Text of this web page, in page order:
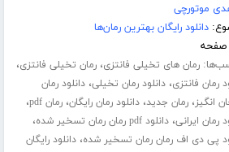
موتورچی
دانلود رایگان بهترین رمان‌ها
رمان های تخیلی فانتزی،رمان تخیلی فانتزی،
رمان فانتزی،دانلود رمان تخیلی،دانلود رمان
انگیز،رمان جدید،دانلود رمان رایگان،رمان pdf ،
رمان ایرانی،دانلود pdf رمان رمان تسخیر شده ،
پی دی اف رمان رمان تسخیر شده،دانلود رایگان